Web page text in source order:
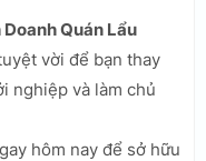
Doanh Quán Lẩu
vời để bạn thay
nghiệp và làm chủ
hôm nay để sở hữu